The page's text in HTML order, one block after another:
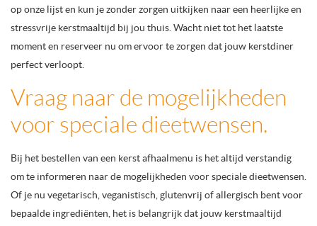
op onze lijst en kun je zonder zorgen uitkijken naar een heerlijke en
stressvrije kerstmaaltijd bij jou thuis. Wacht niet tot het laatste
moment en reserveer nu om ervoor te zorgen dat jouw kerstdiner
perfect verloopt.
Vraag naar de mogelijkheden
voor speciale dieetwensen.
Bij het bestellen van een kerst afhaalmenu is het altijd verstandig
om te informeren naar de mogelijkheden voor speciale dieetwensen.
Of je nu vegetarisch, veganistisch, glutenvrij of allergisch bent voor
bepaalde ingrediënten, het is belangrijk dat jouw kerstmaaltijd